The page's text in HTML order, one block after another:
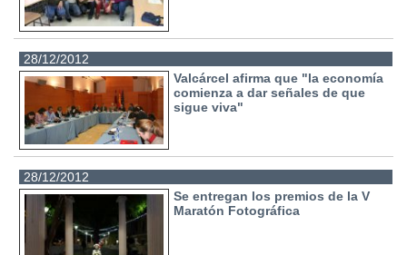
28/12/2012
Valcárcel afirma que "la economía
comienza a dar señales de que
sigue viva"
28/12/2012
Se entregan los premios de la V
Maratón Fotográfica